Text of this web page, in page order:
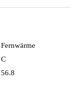
Fernwärme
C
56.8